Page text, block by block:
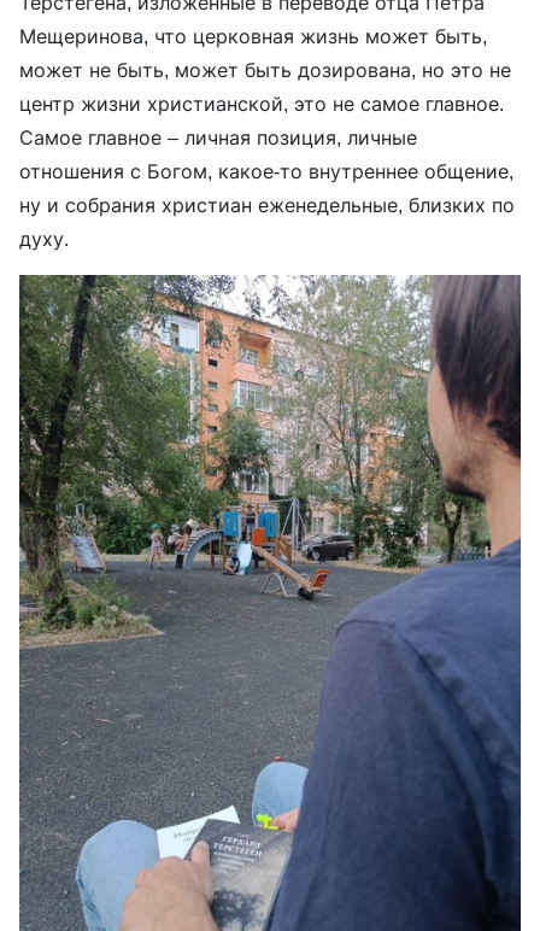
Мещеринова, что церковная жизнь может быть,
может не быть, может быть дозирована, но это не
центр жизни христианской, это не самое главное.
Самое главное – личная позиция, личные
отношения с Богом, какое-то внутреннее общение,
ну и собрания христиан еженедельные, близких по
духу.